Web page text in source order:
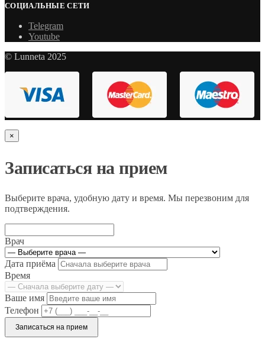
СОЦИАЛЬНЫЕ СЕТИ
Telegram
Youtube
© Lunneta 2025
×
Записаться на прием
Выберите врача, удобную дату и время. Мы перезвоним для
подтверждения.
Врач
Дата приёма
Время
Ваше имя
Телефон
Записаться на прием